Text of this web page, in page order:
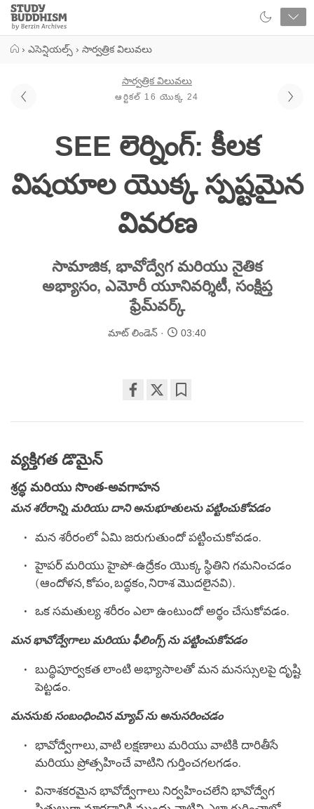
Close
Study
Buddhism
› ఎసెన్షియల్స్ › సార్వత్రిక విలువలు
సార్వత్రిక విలువలు
ఆర్టికల్ 16 యొక్క 24
SEE లెర్నింగ్: కీలక
విషయాల యొక్క స్పష్టమైన
వివరణ
సామాజిక, భావోద్వేగ మరియు నైతిక
అభ్యాసం, ఎమోరీ యూనివర్శిటీ, సంక్షిప్త
ఫ్రేమ్‌వర్క్
మాట్ లిండెన్ 03:40
on
వ్యక్తిగత డొమైన్
శ్రద్ధ మరియు సొంత-అవగాహన
మన శరీరాన్ని మరియు దాని అనుభూతులను పట్టించుకోవడం
మన శరీరంలో ఏమి జరుగుతుందో పట్టించుకోవడం.
హైపర్ మరియు హైపో-ఉద్రేకం యొక్క స్థితిని గమనించడం
(ఆందోళన, కోపం, బద్ధకం, నిరాశ మొదలైనవి).
ఒక సమతుల్య శరీరం ఎలా ఉంటుందో అర్థం చేసుకోవడం.
మన భావోద్వేగాలు మరియు ఫీలింగ్స్ ను పట్టించుకోవడం
బుద్ధిపూర్వకత లాంటి అభ్యాసాలతో మన మనస్సులపై దృష్టి
పెట్టడం.
మనసుకు సంబంధించిన మ్యాప్ ను అనుసరించడం
భావోద్వేగాలు, వాటి లక్షణాలు మరియు వాటికి దారితీసే
మరియు ప్రోత్సహించే వాటిని గుర్తించగలగడం.
వినాశకరమైన భావోద్వేగాలు నిర్వహించలేని భావోద్వేగ